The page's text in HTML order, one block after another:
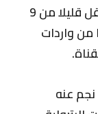
وقالت كبلر إنه إضافة إلى ذلك، فإن أقل قليلا من 9
يوميا من واردات
عنه